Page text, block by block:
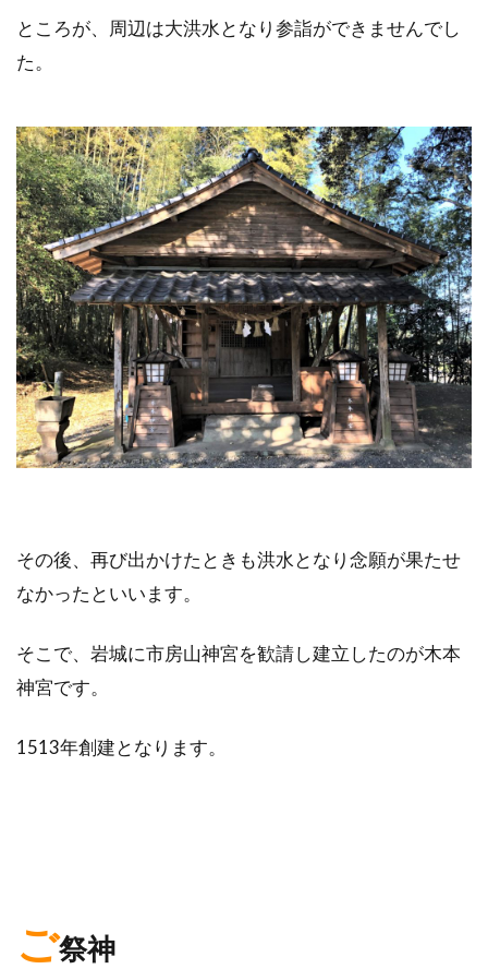
ところが、周辺は大洪水となり参詣ができませんでし
た。
その後、再び出かけたときも洪水となり念願が果たせ
なかったといいます。
そこで、岩城に市房山神宮を歓請し建立したのが木本
神宮です。
1513年創建となります。
ご祭神